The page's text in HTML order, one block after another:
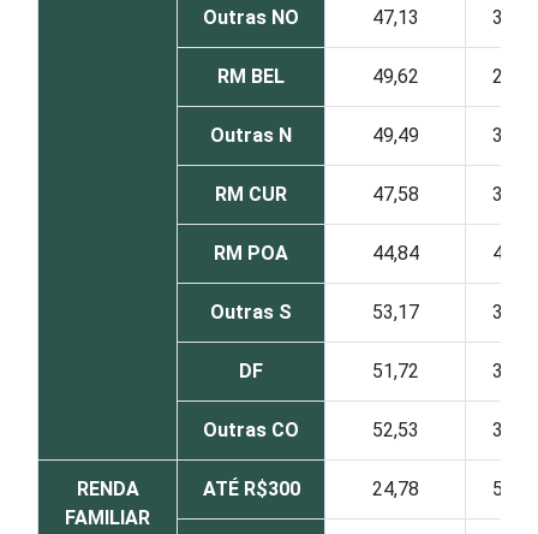
Outras NO 47,13 31,64
RM BEL 49,62 28,37
Outras N 49,49 32,36
RM CUR 47,58 33,13
RM POA 44,84 41,72
Outras S 53,17 33,67
DF 51,72 30,79
Outras CO 52,53 32,59
RENDA
FAMILIAR
ATÉ R$300 24,78 52,27